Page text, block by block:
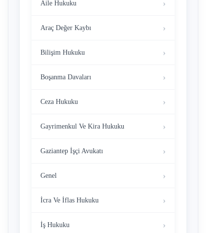
Aile Hukuku
Araç Değer Kaybı
Bilişim Hukuku
Boşanma Davaları
Ceza Hukuku
Gayrimenkul Ve Kira Hukuku
Gaziantep İşçi Avukatı
Genel
İcra Ve İflas Hukuku
İş Hukuku